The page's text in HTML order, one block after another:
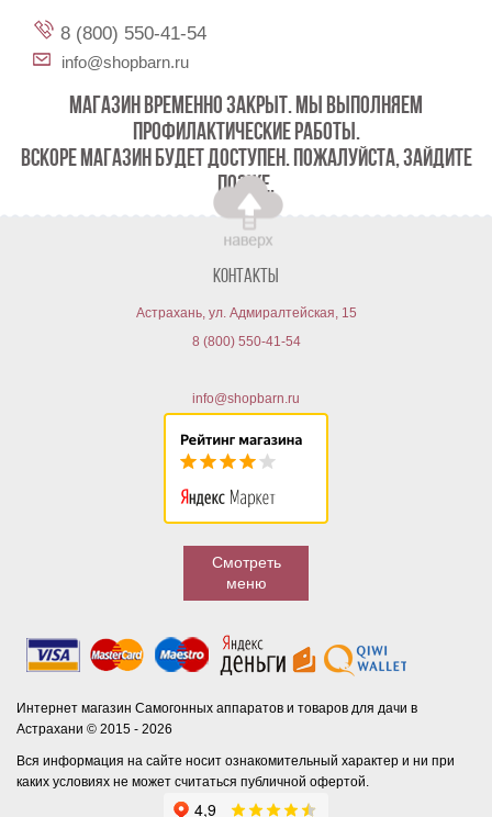
8 (800) 550-41-54
info@shopbarn.ru
МАГАЗИН ВРЕМЕННО ЗАКРЫТ. МЫ ВЫПОЛНЯЕМ
ПРОФИЛАКТИЧЕСКИЕ РАБОТЫ.
ВСКОРЕ МАГАЗИН БУДЕТ ДОСТУПЕН. ПОЖАЛУЙСТА, ЗАЙДИТЕ
ПОЗЖЕ.
Контакты
Астрахань, ул. Адмиралтейская, 15
8 (800) 550-41-54
info@shopbarn.ru
Смотреть
меню
Интернет магазин Самогонных аппаратов и товаров для дачи в
Астрахани © 2015 - 2026
Вся информация на сайте носит ознакомительный характер и ни при
каких условиях не может считаться публичной офертой.